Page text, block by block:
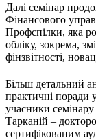
Далі семінар
Фінансового
Профспілки, яка
обліку, зокрема,
фінзвітності,
Більш детальний
практичні поради
учасники
Тарканій –
сертифікованим